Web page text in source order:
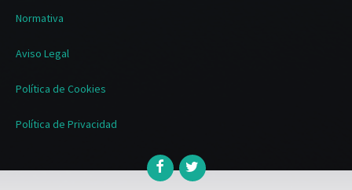
Normativa
Aviso Legal
Política de Cookies
Política de Privacidad